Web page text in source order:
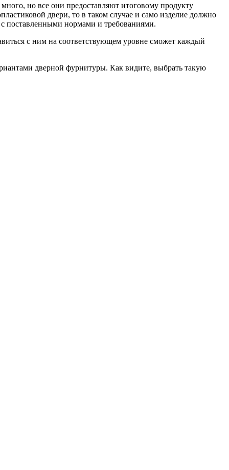
но все они предоставляют итоговому продукту
двери, то в таком случае и само изделие должно
с поставленными нормами и требованиями.
с ним на соответствующем уровне сможет каждый
дверной фурнитуры. Как видите, выбрать такую